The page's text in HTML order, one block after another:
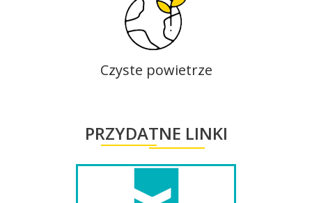
Czyste powietrze
PRZYDATNE LINKI